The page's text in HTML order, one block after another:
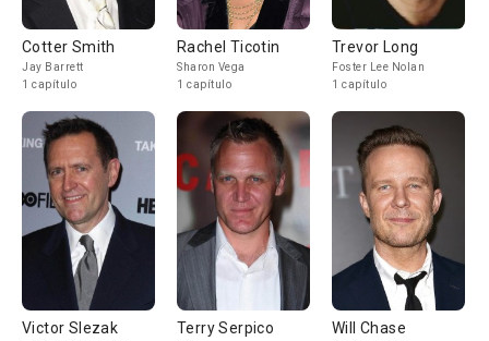
Cotter Smith
Jay Barrett
1 capítulo
Rachel Ticotin
Sharon Vega
1 capítulo
Trevor Long
Foster Lee Nolan
1 capítulo
Victor Slezak Terry Serpico Will Chase